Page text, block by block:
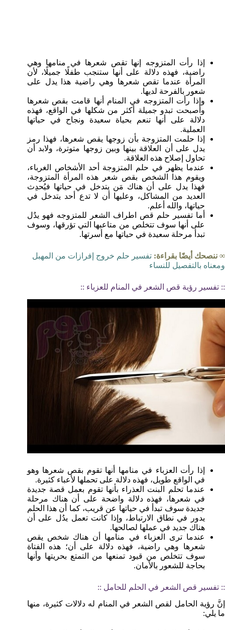
إذا رأت المتزوجه إنها تقص شعرها في منامها وهي
راضية، فهذه دلالة على أنها ستنجب طفلًا جميلًا، لأن
المرأة عندما تقص شعرها وهي راضية هذا يدل على
شعور بالفرحة لديها.
وإذا رأت المتزوجه في المنام أنها قامت بقص شعرها
وأصبحت تبدو جميلة أكثر من شكلها في الواقع، فهذه
دلالة على أنها تنعم بحياة سعيدة ونجاح في حياتها
العملية.
إذا حلمت المتزوجة بأن زوجها يقص شعرها، فهذا رمز
يدل على أن العلاقة بينها وبين زوجها متوترة، ولابد أن
تحاول إصلاح هذه العلاقة.
عندما يظهر في حلم المتزوجة أحد الأشخاص الغرباء،
ويقوم هذا الشخص بقص شعر هذه المرأة المتزوجة،
فهذا يدل على أن هناك مَن يتدخل في حياتها فيُحدِث
العديد من المشاكل، وعليها أن لا تدع أحد يتدخل في
حياتها، والله أعلم.
أما تفسير حلم قص اطراف الشعر للمتزوجه فهو يدُل
على أنها سوف تتخلص من متاعبها التي تؤرقها، وسوف
تبدأ مرحلة سعيدة في حياتها مع أسرتها.
∞ ننصحك أيضًا بقراءة: تفسير حلم خروج إفرازات من المهبل
ومعناه بالتفصيل للنساء
:: تفسير رؤية قص الشعر في المنام للعزباء ::
إذا رأت العزباء في منامها أنها تقوم بقص شعرها وهو
في الواقع طويل، فهذه دلالة على تحملها لأعباء كثيرة.
عندما تحلم البنت العذراء بأنها تقوم بعمل قصة جديدة
في شعرها، فهذه دلالة واضحة على أن هناك مرحلة
جديدة سوف تبدأ في حياتها عن قريب، كما أن هذا الحلم
يدور في نطاق الارتباط، وإذا كانت تعمل يدُل على أن
هناك جديد في عملها لصالحها.
عندما ترى العزباء في منامها أن هناك شخص يقص
شعرها وهي راضية، فهذه دلالة على أن؛ هذه الفتاة
سوف تتخلص من قيود تمنعها من التمتع بحريتها وأنها
بحاجة للشعور بالأمان.
:: تفسير قص الشعر في الحلم للحامل ::
إنَّ رؤية الحامل لقص الشعر في المنام له دلالات كثيرة، منها
ما يلي: